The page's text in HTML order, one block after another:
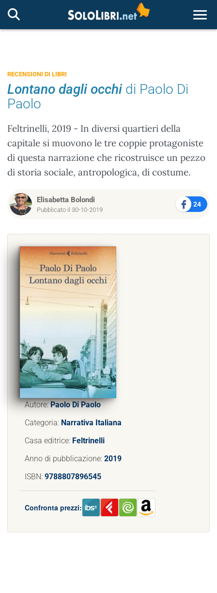
RECENSIONI DI LIBRI
Lontano dagli occhi di Paolo Di
Paolo
Feltrinelli, 2019 - In diversi quartieri della
capitale si muovono le tre coppie protagoniste
di questa narrazione che ricostruisce un pezzo
di storia sociale, antropologica, di costume.
Elisabetta Bolondi
Pubblicato il 30-10-2019
24
Autore:Paolo Di Paolo
Categoria: Narrativa Italiana
Casa editrice: Feltrinelli
Anno di pubblicazione: 2019
ISBN: 9788807896545
Confronta prezzi: